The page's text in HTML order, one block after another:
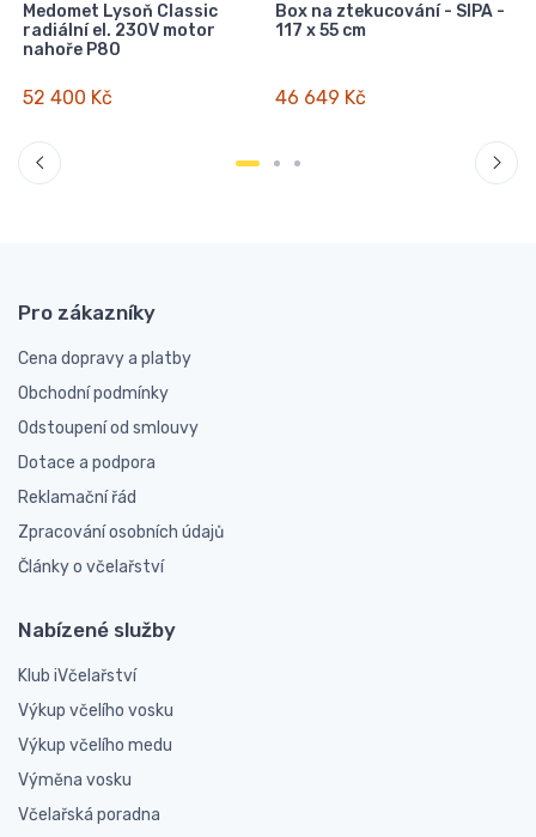
Medomet Lysoň Classic
radiální el. 230V motor
nahoře P80
52 400 Kč
Box na ztekucování - SIPA -
117 x 55 cm
46 649 Kč
Pro zákazníky
Cena dopravy a platby
Obchodní podmínky
Odstoupení od smlouvy
Dotace a podpora
Reklamační řád
Zpracování osobních údajů
Články o včelařství
Nabízené služby
Klub iVčelařství
Výkup včelího vosku
Výkup včelího medu
Výměna vosku
Včelařská poradna